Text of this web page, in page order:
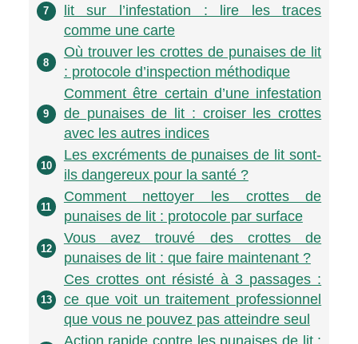
7
lit sur l’infestation : lire les traces
comme une carte
8
Où trouver les crottes de punaises de lit
: protocole d’inspection méthodique
9
Comment être certain d’une infestation
de punaises de lit : croiser les crottes
avec les autres indices
10
Les excréments de punaises de lit sont-
ils dangereux pour la santé ?
11
Comment nettoyer les crottes de
punaises de lit : protocole par surface
12
Vous avez trouvé des crottes de
punaises de lit : que faire maintenant ?
13
Ces crottes ont résisté à 3 passages :
ce que voit un traitement professionnel
que vous ne pouvez pas atteindre seul